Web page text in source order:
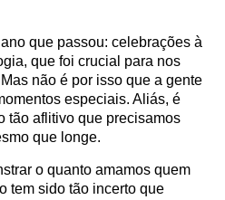
que passou: celebrações à
que foi crucial para nos
não é por isso que a gente
especiais. Aliás, é
tão aflitivo que precisamos
que longe.
o quanto amamos quem
tem sido tão incerto que